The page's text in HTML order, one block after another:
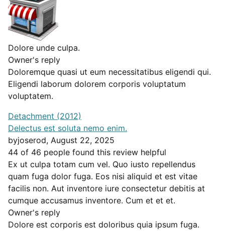
Dolore unde culpa.
Owner's reply
Doloremque quasi ut eum necessitatibus eligendi qui.
Eligendi laborum dolorem corporis voluptatum
voluptatem.
Detachment (2012)
Delectus est soluta nemo enim.
byjoserod, August 22, 2025
44 of 46 people found this review helpful
Ex ut culpa totam cum vel. Quo iusto repellendus
quam fuga dolor fuga. Eos nisi aliquid et est vitae
facilis non. Aut inventore iure consectetur debitis at
cumque accusamus inventore. Cum et et et.
Owner's reply
Dolore est corporis est doloribus quia ipsum fuga.